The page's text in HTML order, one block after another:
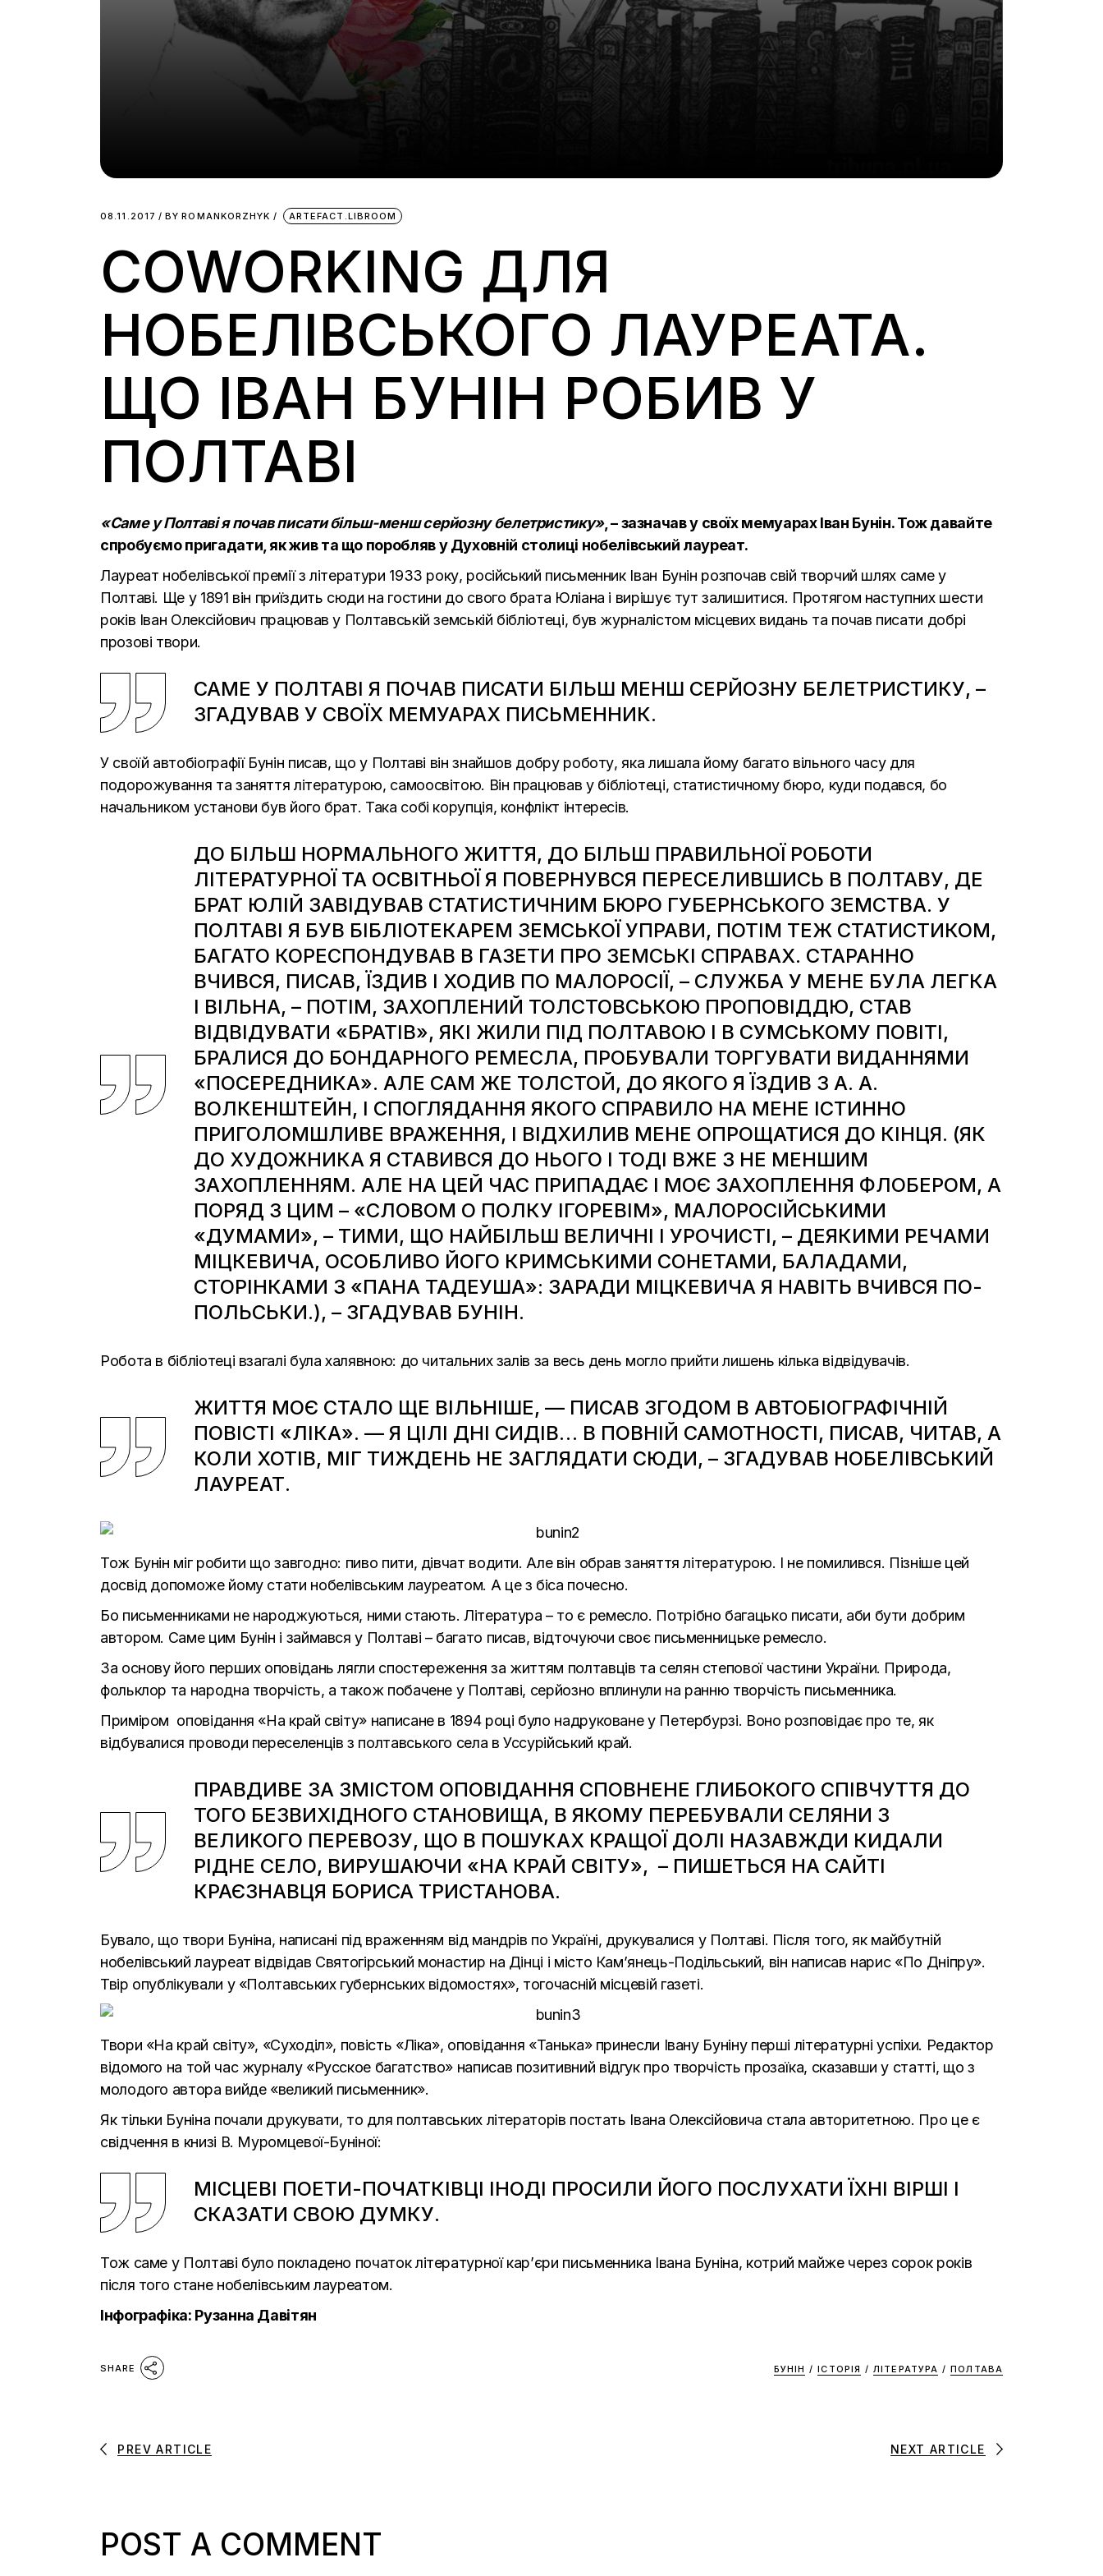
08.11.2017 BY ROMANKORZHYK ARTEFACT.LIBROOM
COWORKING ДЛЯ
НОБЕЛІВСЬКОГО ЛАУРЕАТА.
ЩО ІВАН БУНІН РОБИВ У
ПОЛТАВІ
«Саме у Полтаві я почав писати більш-менш серйозну белетристику», – зазначав у своїх мемуарах Іван Бунін. Тож давайте
спробуємо пригадати, як жив та що поробляв у Духовній столиці нобелівський лауреат.
Лауреат нобелівської премії з літератури 1933 року, російський письменник Іван Бунін розпочав свій творчий шлях саме у
Полтаві. Ще у 1891 він приїздить сюди на гостини до свого брата Юліана і вирішує тут залишитися. Протягом наступних шести
років Іван Олексійович працював у Полтавській земській бібліотеці, був журналістом місцевих видань та почав писати добрі
прозові твори.
САМЕ У ПОЛТАВІ Я ПОЧАВ ПИСАТИ БІЛЬШ МЕНШ СЕРЙОЗНУ БЕЛЕТРИСТИКУ, –
ЗГАДУВАВ У СВОЇХ МЕМУАРАХ ПИСЬМЕННИК.
У своїй автобіографії Бунін писав, що у Полтаві він знайшов добру роботу, яка лишала йому багато вільного часу для
подорожування та заняття літературою, самоосвітою. Він працював у бібліотеці, статистичному бюро, куди подався, бо
начальником установи був його брат. Така собі корупція, конфлікт інтересів.
ДО БІЛЬШ НОРМАЛЬНОГО ЖИТТЯ, ДО БІЛЬШ ПРАВИЛЬНОЇ РОБОТИ
ЛІТЕРАТУРНОЇ ТА ОСВІТНЬОЇ Я ПОВЕРНУВСЯ ПЕРЕСЕЛИВШИСЬ В ПОЛТАВУ, ДЕ
БРАТ ЮЛІЙ ЗАВІДУВАВ СТАТИСТИЧНИМ БЮРО ГУБЕРНСЬКОГО ЗЕМСТВА. У
ПОЛТАВІ Я БУВ БІБЛІОТЕКАРЕМ ЗЕМСЬКОЇ УПРАВИ, ПОТІМ ТЕЖ СТАТИСТИКОМ,
БАГАТО КОРЕСПОНДУВАВ В ГАЗЕТИ ПРО ЗЕМСЬКІ СПРАВАХ. СТАРАННО
ВЧИВСЯ, ПИСАВ, ЇЗДИВ І ХОДИВ ПО МАЛОРОСІЇ, – СЛУЖБА У МЕНЕ БУЛА ЛЕГКА
І ВІЛЬНА, – ПОТІМ, ЗАХОПЛЕНИЙ ТОЛСТОВСЬКОЮ ПРОПОВІДДЮ, СТАВ
ВІДВІДУВАТИ «БРАТІВ», ЯКІ ЖИЛИ ПІД ПОЛТАВОЮ І В СУМСЬКОМУ ПОВІТІ,
БРАЛИСЯ ДО БОНДАРНОГО РЕМЕСЛА, ПРОБУВАЛИ ТОРГУВАТИ ВИДАННЯМИ
«ПОСЕРЕДНИКА». АЛЕ САМ ЖЕ ТОЛСТОЙ, ДО ЯКОГО Я ЇЗДИВ З А. А.
ВОЛКЕНШТЕЙН, І СПОГЛЯДАННЯ ЯКОГО СПРАВИЛО НА МЕНЕ ІСТИННО
ПРИГОЛОМШЛИВЕ ВРАЖЕННЯ, І ВІДХИЛИВ МЕНЕ ОПРОЩАТИСЯ ДО КІНЦЯ. (ЯК
ДО ХУДОЖНИКА Я СТАВИВСЯ ДО НЬОГО І ТОДІ ВЖЕ З НЕ МЕНШИМ
ЗАХОПЛЕННЯМ. АЛЕ НА ЦЕЙ ЧАС ПРИПАДАЄ І МОЄ ЗАХОПЛЕННЯ ФЛОБЕРОМ, А
ПОРЯД З ЦИМ – «СЛОВОМ О ПОЛКУ ІГОРЕВІМ», МАЛОРОСІЙСЬКИМИ
«ДУМАМИ», – ТИМИ, ЩО НАЙБІЛЬШ ВЕЛИЧНІ І УРОЧИСТІ, – ДЕЯКИМИ РЕЧАМИ
МІЦКЕВИЧА, ОСОБЛИВО ЙОГО КРИМСЬКИМИ СОНЕТАМИ, БАЛАДАМИ,
СТОРІНКАМИ З «ПАНА ТАДЕУША»: ЗАРАДИ МІЦКЕВИЧА Я НАВІТЬ ВЧИВСЯ ПО-
ПОЛЬСЬКИ.), – ЗГАДУВАВ БУНІН.
Робота в бібліотеці взагалі була халявною: до читальних залів за весь день могло прийти лишень кілька відвідувачів.
ЖИТТЯ МОЄ СТАЛО ЩЕ ВІЛЬНІШЕ, — ПИСАВ ЗГОДОМ В АВТОБІОГРАФІЧНІЙ
ПОВІСТІ «ЛІКА». — Я ЦІЛІ ДНІ СИДІВ… В ПОВНІЙ САМОТНОСТІ, ПИСАВ, ЧИТАВ, А
КОЛИ ХОТІВ, МІГ ТИЖДЕНЬ НЕ ЗАГЛЯДАТИ СЮДИ, – ЗГАДУВАВ НОБЕЛІВСЬКИЙ
ЛАУРЕАТ.
Тож Бунін міг робити що завгодно: пиво пити, дівчат водити. Але він обрав заняття літературою. І не помилився. Пізніше цей
досвід допоможе йому стати нобелівським лауреатом. А це з біса почесно.
Бо письменниками не народжуються, ними стають. Література – то є ремесло. Потрібно багацько писати, аби бути добрим
автором. Саме цим Бунін і займався у Полтаві – багато писав, відточуючи своє письменницьке ремесло.
За основу його перших оповідань лягли спостереження за життям полтавців та селян степової частини України. Природа,
фольклор та народна творчість, а також побачене у Полтаві, серйозно вплинули на ранню творчість письменника.
Приміром оповідання «На край світу» написане в 1894 році було надруковане у Петербурзі. Воно розповідає про те, як
відбувалися проводи переселенців з полтавського села в Уссурійський край.
ПРАВДИВЕ ЗА ЗМІСТОМ ОПОВІДАННЯ СПОВНЕНЕ ГЛИБОКОГО СПІВЧУТТЯ ДО
ТОГО БЕЗВИХІДНОГО СТАНОВИЩА, В ЯКОМУ ПЕРЕБУВАЛИ СЕЛЯНИ З
ВЕЛИКОГО ПЕРЕВОЗУ, ЩО В ПОШУКАХ КРАЩОЇ ДОЛІ НАЗАВЖДИ КИДАЛИ
РІДНЕ СЕЛО, ВИРУШАЮЧИ «НА КРАЙ СВІТУ», – ПИШЕТЬСЯ НА САЙТІ
КРАЄЗНАВЦЯ БОРИСА ТРИСТАНОВА.
Бувало, що твори Буніна, написані під враженням від мандрів по Україні, друкувалися у Полтаві. Після того, як майбутній
нобелівський лауреат відвідав Святогірський монастир на Дінці і місто Кам’янець-Подільський, він написав нарис «По Дніпру».
Твір опублікували у «Полтавських губернських відомостях», тогочасній місцевій газеті.
Твори «На край світу», «Суходіл», повість «Ліка», оповідання «Танька» принесли Івану Буніну перші літературні успіхи. Редактор
відомого на той час журналу «Русское багатство» написав позитивний відгук про творчість прозаїка, сказавши у статті, що з
молодого автора вийде «великий письменник».
Як тільки Буніна почали друкувати, то для полтавських літераторів постать Івана Олексійовича стала авторитетною. Про це є
свідчення в книзі В. Муромцевої-Буніної:
МІСЦЕВІ ПОЕТИ-ПОЧАТКІВЦІ ІНОДІ ПРОСИЛИ ЙОГО ПОСЛУХАТИ ЇХНІ ВІРШІ І
СКАЗАТИ СВОЮ ДУМКУ.
Тож саме у Полтаві було покладено початок літературної кар’єри письменника Івана Буніна, котрий майже через сорок років
після того стане нобелівським лауреатом.
Інфографіка: Рузанна Давітян
SHARE БУНІН / ІСТОРІЯ / ЛІТЕРАТУРА / ПОЛТАВА
PREV ARTICLE NEXT ARTICLE
POST A COMMENT